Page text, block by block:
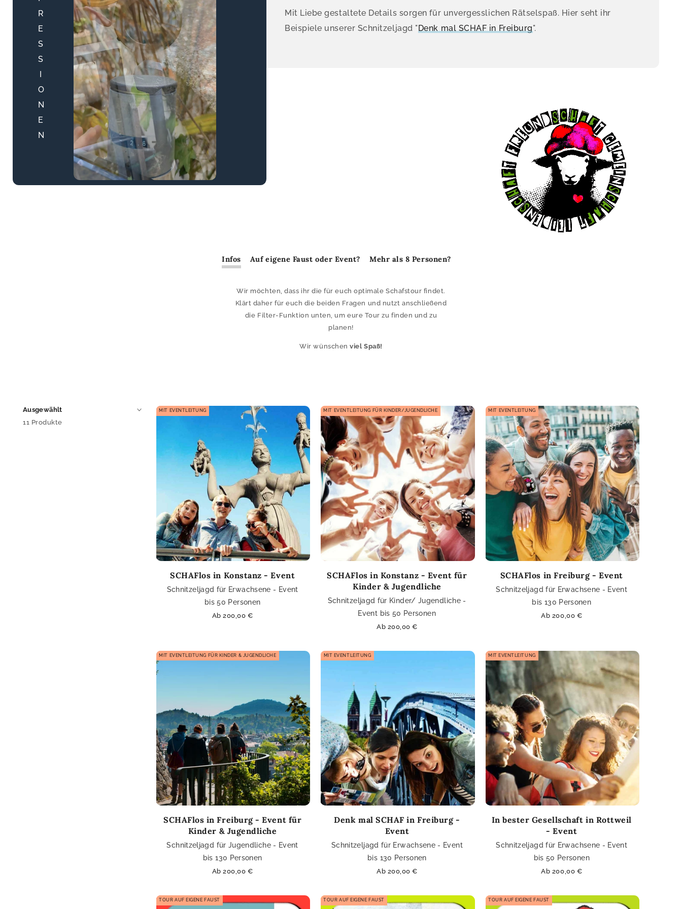
R
E
S
S
O
N
E
N
Mit Liebe gestaltete Details sorgen für unvergesslichen Rätselspaß. Hier seht ihr
Beispiele unserer Schnitzeljagd " Denk mal SCHAF in Freiburg".
Infos Auf eigene Faust oder Event? Mehr als 8 Personen?
Wir möchten, dass ihr die für euch optimale Schafstour findet.
Klärt daher für euch die beiden Fragen und nutzt anschließend
die Filter-Funktion unten, um eure Tour zu finden und zu
planen!
Wir wünschenviel Spaß!
11 Produkte
MIT EVENTLEITUNG
SCHAFlos in Konstanz - Event
Schnitzeljagd für Erwachsene - Event
bis 50 Personen
Normaler
Ab 200,00 €
MIT EVENTLEITUNG FÜR KINDER/JUGENDLICHE
SCHAFlos in Konstanz - Event für
Kinder & Jugendliche
Schnitzeljagd für Kinder/ Jugendliche -
Event bis 50 Personen
Normaler
Ab 200,00 €
MIT EVENTLEITUNG
SCHAFlos in Freiburg - Event
Schnitzeljagd für Erwachsene - Event
bis 130 Personen
Normaler
Ab 200,00 €
MIT EVENTLEITUNG FÜR KINDER & JUGENDLICHE
SCHAFlos in Freiburg - Event für
Kinder & Jugendliche
Schnitzeljagd für Jugendliche - Event
bis 130 Personen
Normaler
Ab 200,00 €
MIT EVENTLEITUNG
Denk mal SCHAF in Freiburg -
Event
Schnitzeljagd für Erwachsene - Event
bis 130 Personen
Normaler
Ab 200,00 €
MIT EVENTLEITUNG
In bester Gesellschaft in Rottweil
- Event
Schnitzeljagd für Erwachsene - Event
bis 50 Personen
Normaler
Ab 200,00 €
TOUR AUF EIGENE FAUST TOUR AUF EIGENE FAUST TOUR AUF EIGENE FAUST